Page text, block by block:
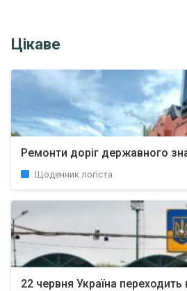
Цікаве
Ремонти доріг державного
Щоденник логіста
22 червня Україна